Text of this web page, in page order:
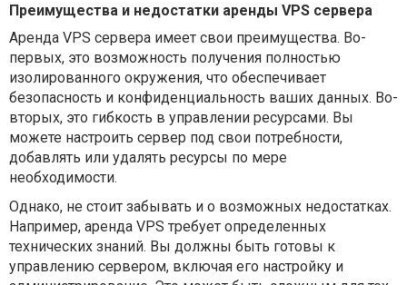
Преимущества и недостатки аренды VPS сервера
Аренда VPS сервера имеет свои преимущества. Во-
первых, это возможность получения полностью
изолированного окружения, что обеспечивает
безопасность и конфиденциальность ваших данных. Во-
вторых, это гибкость в управлении ресурсами. Вы
можете настроить сервер под свои потребности,
добавлять или удалять ресурсы по мере
необходимости.
Однако, не стоит забывать и о возможных недостатках.
Например, аренда VPS требует определенных
технических знаний. Вы должны быть готовы к
управлению сервером, включая его настройку и